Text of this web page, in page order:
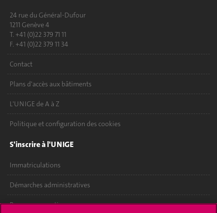
24 rue du Général-Dufour
1211 Genève 4
T. +41 (0)22 379 71 11
F. +41 (0)22 379 11 34
Contact
Plans d'accès aux bâtiments
L'UNIGE de A à Z
Politique et configuration des cookies
S'inscrire à l'UNIGE
Immatriculations
Démarches administratives
Poser une question